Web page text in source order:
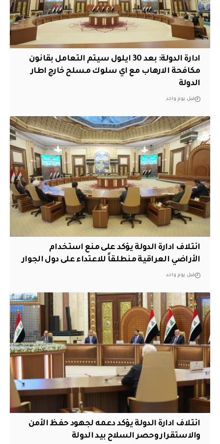
ادارة الدولة: بعد 30 ايلول سيتم التعامل بقانون
مكافحة الارهاب مع اي سلوك مسلح خارج اطار
الدولة
قبل يوم واحد
ائتلاف ادارة الدولة يؤكد على منع استخدام
الأراضي العراقية منطلقاً للاعتداء على دول الجوار
قبل يوم واحد
ائتلاف ادارة الدولة يؤكد دعمه لجهود حفظ الأمن
والاستقرار وحصر السلاح بيد الدولة